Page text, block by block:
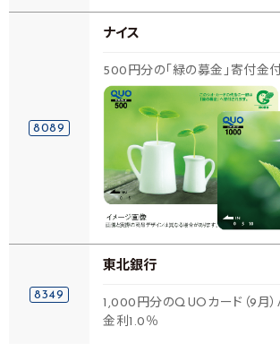
8089
ナイス
500円分の「緑の募金」寄付金
8349
東北銀行
1,000円分のQUOカード（9月
金利1.0％